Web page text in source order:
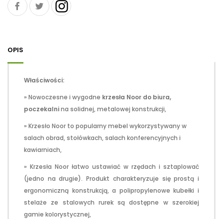
OPIS
Właściwości:
» Nowoczesne i wygodne krzesła Noor do biura,
poczekalnina solidnej, metalowej konstrukcji,
» Krzesło Noor to popularny mebel wykorzystywany w
salach obrad, stołówkach, salach konferencyjnych i
kawiarniach,
» Krzesła Noor łatwo ustawiać w rzędach i sztaplować
(jedno na drugie). Produkt charakteryzuje się prostą i
ergonomiczną konstrukcją, a polipropylenowe kubełki i
stelaże ze stalowych rurek są dostępne w szerokiej
gamie kolorystycznej,